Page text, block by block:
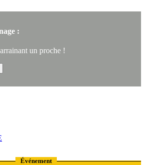
:
un proche !
Événement